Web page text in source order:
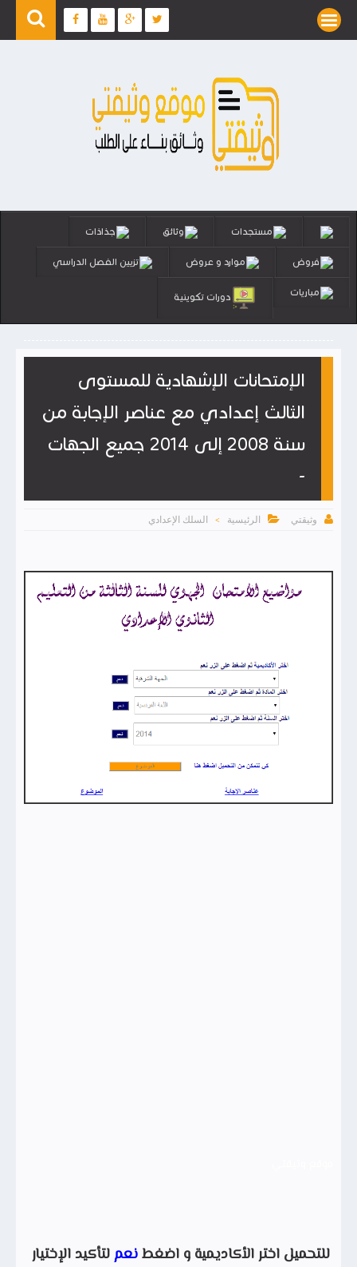
مستجدات وثائق جذاذات
فروض موارد و عروض تزيين الفصل الدراسي
مباريات دورات تكوينية
الإمتحانات الإشهادية للمستوى
الثالث إعدادي مع عناصر الإجابة من
سنة 2008 إلى 2014 جميع الجهات
-
 وثيقتي  الرئيسية > السلك الإعدادي
للتحميل اختر الأكاديمية و اضغطنعملتأكيد الإختيار